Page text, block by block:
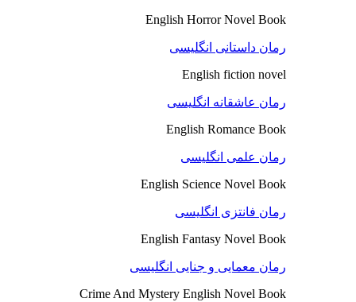
English Horror Novel Book
رمان داستانی انگلیسی
English fiction novel
رمان عاشقانه انگلیسی
English Romance Book
رمان علمی انگلیسی
English Science Novel Book
رمان فانتزی انگلیسی
English Fantasy Novel Book
رمان معمایی و جنایی انگلیسی
Crime And Mystery English Novel Book